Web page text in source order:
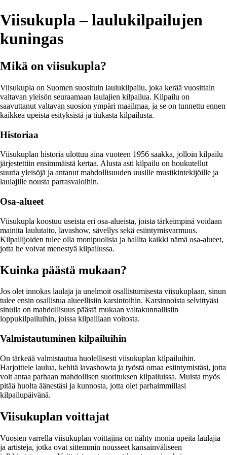
Viisukupla – laulukilpailujen
kuningas
Mikä on viisukupla?
Viisukupla on Suomen suosituin laulukilpailu, joka kerää vuosittain
valtavan yleisön seuraamaan laulajien kilpailua. Kilpailu on
saavuttanut valtavan suosion ympäri maailmaa, ja se on tunnettu ennen
kaikkea upeista esityksistä ja tiukasta kilpailusta.
Historiaa
Viisukuplan historia ulottuu aina vuoteen 1956 saakka, jolloin kilpailu
järjestettiin ensimmäistä kertaa. Alusta asti kilpailu on houkutellut
suuria yleisöjä ja antanut mahdollisuuden uusille musiikintekijöille ja
laulajille nousta parrasvaloihin.
Osa-alueet
Viisukupla koostuu useista eri osa-alueista, joista tärkeimpinä voidaan
mainita laulutaito, lavashow, sävellys sekä esiintymisvarmuus.
Kilpailijoiden tulee olla monipuolisia ja hallita kaikki nämä osa-alueet,
jotta he voivat menestyä kilpailussa.
Kuinka päästä mukaan?
Jos olet innokas laulaja ja unelmoit osallistumisesta viisukuplaan, sinun
tulee ensin osallistua alueellisiin karsintoihin. Karsinnoista selvittyäsi
sinulla on mahdollisuus päästä mukaan valtakunnallisiin
loppukilpailuihin, joissa kilpaillaan voitosta.
Valmistautuminen kilpailuihin
On tärkeää valmistautua huolellisesti viisukuplan kilpailuihin.
Harjoittele laulua, kehitä lavashowta ja työstä omaa esiintymistäsi, jotta
voit antaa parhaan mahdollisen suorituksen kilpailuissa. Muista myös
pitää huolta äänestäsi ja kunnosta, jotta olet parhaimmillasi
kilpailupäivänä.
Viisukuplan voittajat
Vuosien varrella viisukuplan voittajina on nähty monia upeita laulajia
ja artisteja, jotka ovat sittemmin nousseet kansainväliseen